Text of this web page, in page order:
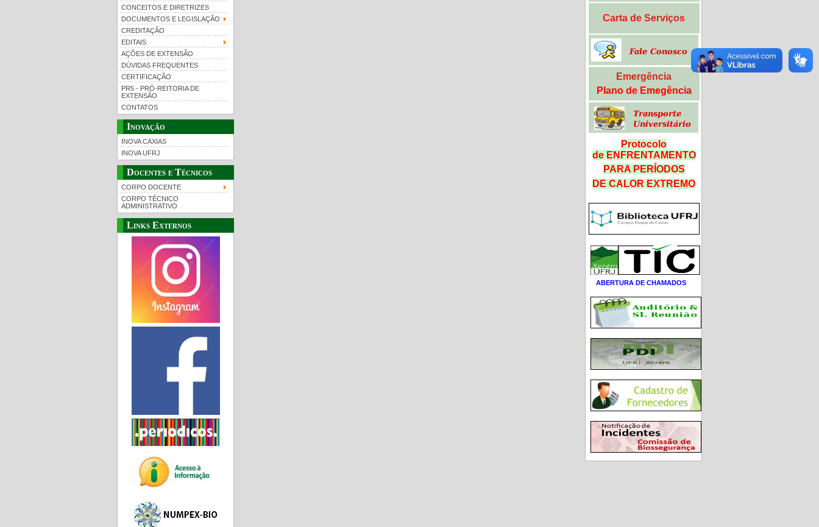
CONCEITOS E DIRETRIZES
DOCUMENTOS E LEGISLAÇÃO
CREDITAÇÃO
EDITAIS
AÇÕES DE EXTENSÃO
DÚVIDAS FREQUENTES
CERTIFICAÇÃO
PR5 - PRÓ-REITORIA DE
EXTENSÃO
CONTATOS
Inovação
INOVA CAXIAS
INOVA UFRJ
Docentes e Técnicos
CORPO DOCENTE
CORPO TÉCNICO
ADMINISTRATIVO
Links Externos
Carta de Serviços
Emergência
Plano de Emegência
Protocolo
de ENFRENTAMENTO
PARA PERÍODOS
DE CALOR EXTREMO
ABERTURA DE CHAMADOS